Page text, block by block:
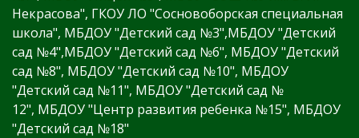
Некрасова", ГКОУ ЛО "Сосновоборская специальная
школа", МБДОУ "Детский сад №3",МБДОУ "Детский
сад №4",МБДОУ "Детский сад №6", МБДОУ "Детский
сад №8", МБДОУ "Детский сад №10", МБДОУ
"Детский сад №11", МБДОУ "Детский сад №
12", МБДОУ "Центр развития ребенка №15", МБДОУ
"Детский сад №18"